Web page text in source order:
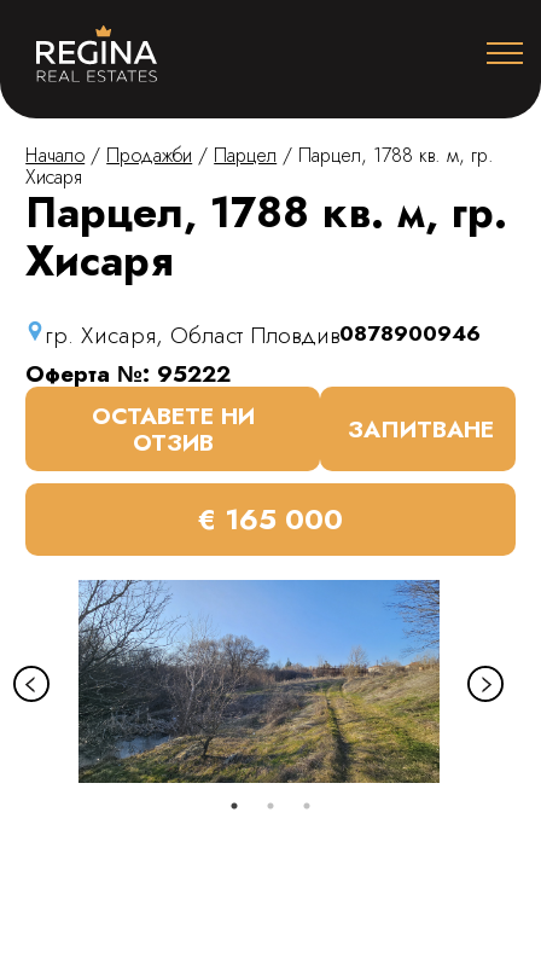
Начало / Продажби / Парцел / Парцел, 1788 кв. м, гр.
Хисаря
Парцел, 1788 кв. м, гр.
Хисаря
гр. Хисаря, Област Пловдив0878900946
Оферта №: 95222
ОСТАВЕТЕ НИ
ОТЗИВ ЗАПИТВАНЕ
€ 165 000